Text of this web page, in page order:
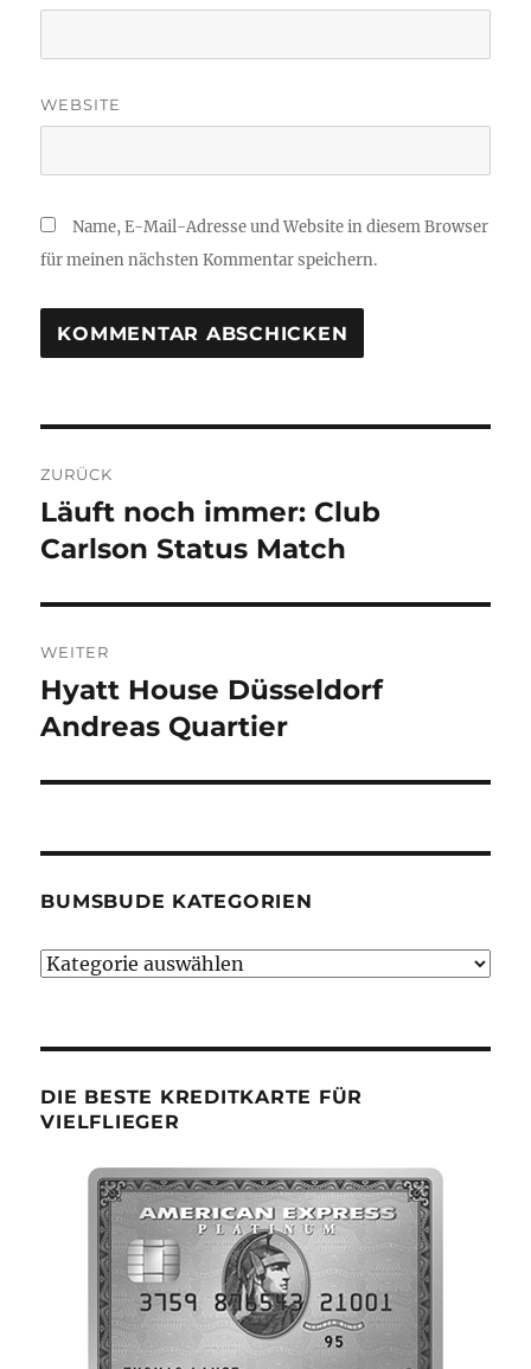
WEBSITE
Name, E-Mail-Adresse und Website in diesem Browser
für meinen nächsten Kommentar speichern.
ZURÜCK
Vorheriger
Beitrag:
Läuft noch immer: Club
Carlson Status Match
WEITER
Nächster
Beitrag:
Hyatt House Düsseldorf
Andreas Quartier
BUMSBUDE KATEGORIEN
Bumsbude
DIE BESTE KREDITKARTE FÜR
VIELFLIEGER